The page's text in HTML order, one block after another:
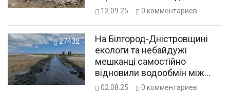
захисну смугу лиману
12.09.25 0 комментариев
27432
На Білгород-Дністровщині
екологи та небайдужі
мешканці самостійно
відновили водообмін між
лиманами
02.08.25 0 комментариев